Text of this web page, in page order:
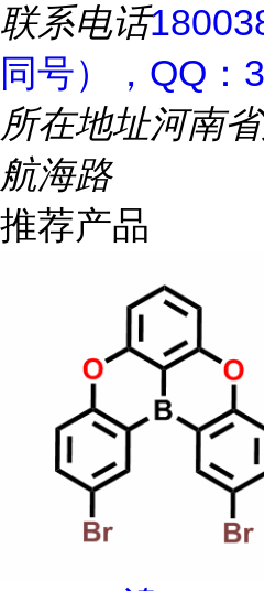
联系电话
同号），QQ：
所在地址河南
航海路
推荐产品